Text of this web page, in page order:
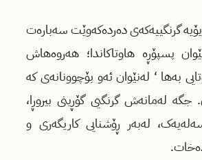
گرنگيیەکەی دەردەکەوێت سەبارەت
پسپۆڕە هاوتاکاندا؛ هەروەهاش
بەها ‘ لەنێوان ئەو بۆچوونانەی کە
جگە لەمانەش گرنگیی گۆڕینی بیروڕا،
لەبەر ڕۆشنایی کاریگەری و